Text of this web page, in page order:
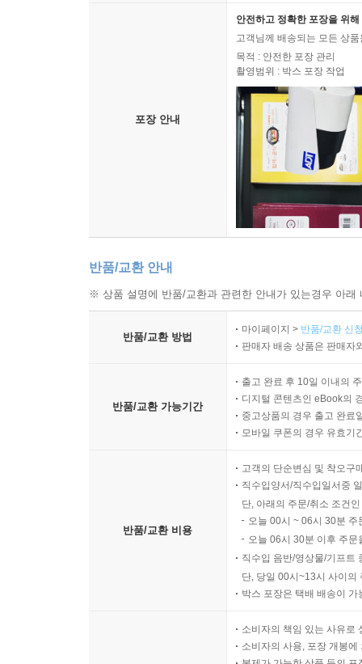
포장 안내
안전하고 정확한 포장을 위
고객님께 배송되는 모든 상
목적 : 안전한 포장 관리
촬영범위 : 박스 포장 작업
반품/교환 안내
※ 상품 설명에 반품/교환과 관련한 안내가 있는경우 아
반품/교환 방법
마이페이지 > 반품/교환 신
판매자 배송 상품은 판매자
반품/교환 가능기간
출고 완료 후 10일 이내의
디지털 콘텐츠인 eBook의
중고상품의 경우 출고 완료
모바일 쿠폰의 경우 유효기
반품/교환 비용
고객의 단순변심 및 착오구
직수입양서/직수입일서중
단, 아래의 주문/취소 조건
오늘 00시 ~ 06시 30분
오늘 06시 30분 이후 주
직수입 음반/영상물/기프트
단, 당일 00시~13시 사이의
박스 포장은 택배 배송이
소비자의 책임 있는 사유로
소비자의 사용, 포장 개봉